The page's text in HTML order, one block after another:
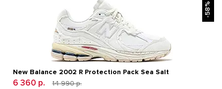
-58%
New Balance 2002 R Protection Pack Sea Salt
6 360 р.
14 990 р.